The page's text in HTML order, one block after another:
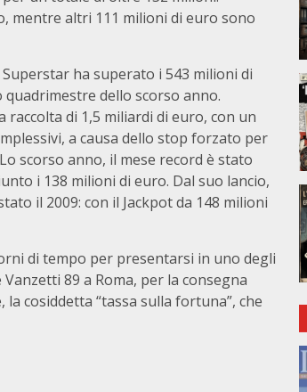
mentre altri 111 milioni di euro sono
ha superato i 543 milioni di
dello scorso anno.
di 1,5 miliardi di euro, con un
a causa dello stop forzato per
scorso anno, il mese record è stato
i 138 milioni di euro. Dal suo lancio,
il 2009: con il Jackpot da 148 milioni
di tempo per presentarsi in uno degli
89 a Roma, per la consegna
cosiddetta “tassa sulla fortuna”, che